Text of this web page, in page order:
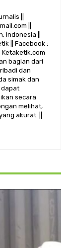
||
||
Indonesia ||
|| Facebook :
bagian dari
dan
simak dan
dapat
secara
melihat,
akurat. ||